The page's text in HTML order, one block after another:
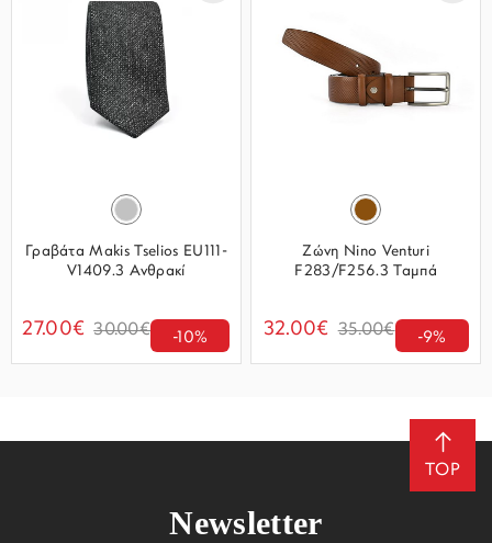
Γραβάτα Makis Tselios EU111-
V1409.3 Ανθρακί
27.00€ 30.00€ -10%
Ζώνη Nino Venturi
F283/F256.3 Ταμπά
32.00€ 35.00€ -9%
TOP
Newsletter